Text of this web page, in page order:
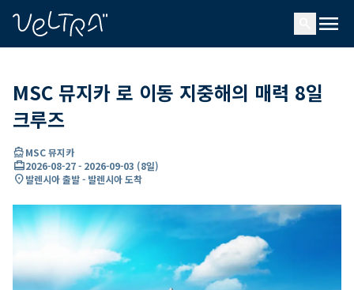
menu
MSC 뮤지카 로 이동 지중해의 매력 8일
크루즈
directions_boatMSC 뮤지카
card_travel2026-08-27- 2026-09-03 (8일)
location_on발렌시아 출발 - 발렌시아 도착